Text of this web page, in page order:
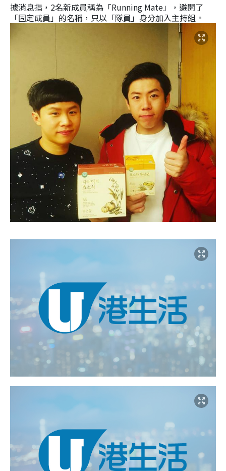
據消息指，2名新成員稱為 「Running Mate」，避開了
「固定成員 」的名稱，只以「隊員」身分加入主持組。